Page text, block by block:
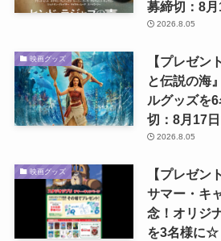
募締切：8月
2026.8.05
映画グッズ
【プレゼン
と伝説の海
ルグッズを
切：8月17日
2026.8.05
映画グッズ
【プレゼン
サマー・キ
念！オリジ
を3名様に☆